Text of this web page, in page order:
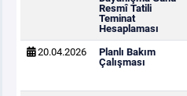
Resmî Tatili
Teminat
Hesaplaması
20.04.2026
Planlı Bakım
Çalışması